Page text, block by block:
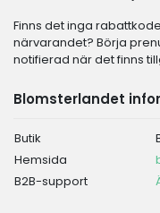
Finns det inga
närvarandet? Börja
notifierad när det finns
Blomsterlandet
Butik
Hemsida
B2B-support